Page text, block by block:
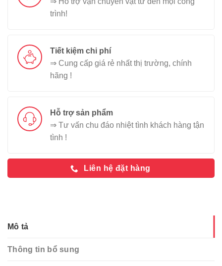
trình!
Tiết kiệm chi phí
⇒ Cung cấp giá rẻ nhất thị trường, chính
hãng !
Hỗ trợ sản phẩm
⇒ Tư vấn chu đáo nhiệt tình khách hàng tận
tình !
Liên hệ đặt hàng
Mô tả
Thông tin bổ sung